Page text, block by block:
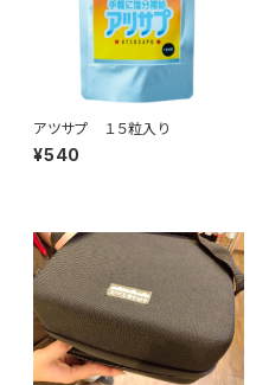
アツサプ １５粒入り
¥540